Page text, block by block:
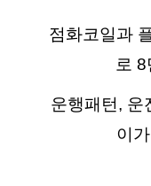
점화코일과
로
운행패턴, 운
이